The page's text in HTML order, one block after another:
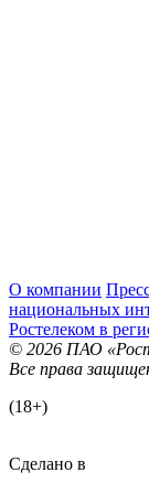
О компании
национальных
Ростелеком в
© 2026 ПАО
Все права
(18+)
Сделано в